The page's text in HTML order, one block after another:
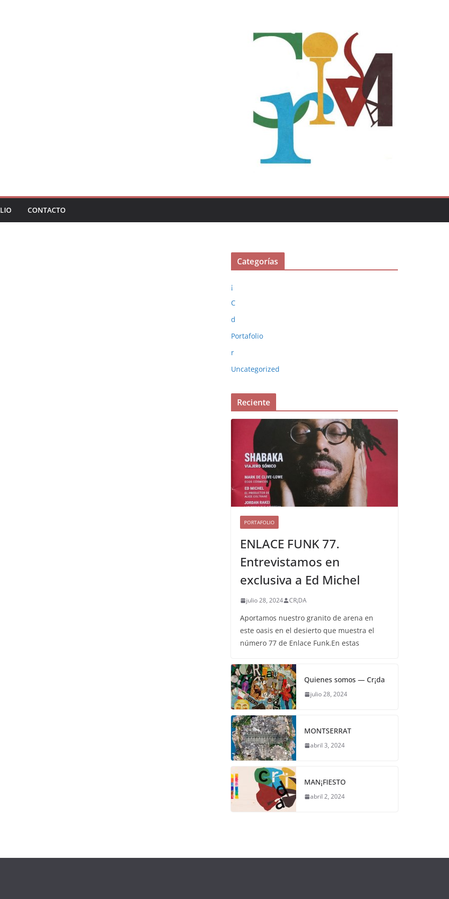
CONTACTO
Categorías
¡
C
d
Portafolio
r
Uncategorized
Reciente
PORTAFOLIO
ENLACE FUNK 77.
Entrevistamos en
exclusiva a Ed Michel
julio 28, 2024 CR¡DA
Aportamos nuestro granito de arena en
este oasis en el desierto que muestra el
número 77 de Enlace Funk.En estas
Quienes somos — Cr¡da
julio 28, 2024
MONTSERRAT
abril 3, 2024
MAN¡FIESTO
abril 2, 2024